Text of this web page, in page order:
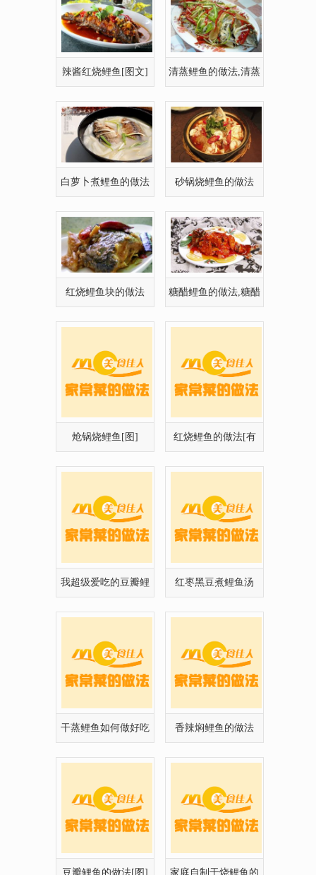
辣酱红烧鲤鱼[图文] 清蒸鲤鱼的做法,清蒸
白萝卜煮鲤鱼的做法 砂锅烧鲤鱼的做法
红烧鲤鱼块的做法 糖醋鲤鱼的做法,糖醋
豆瓣鲤鱼的做法[图] 家庭自制干烧鲤鱼的
制作方法